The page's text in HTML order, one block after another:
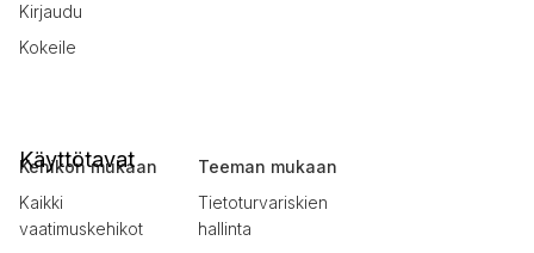
Kirjaudu
Kokeile
Käyttötavat
Kehikon mukaan
Kaikki
vaatimuskehikot
Teeman mukaan
Tietoturvariskien
hallinta